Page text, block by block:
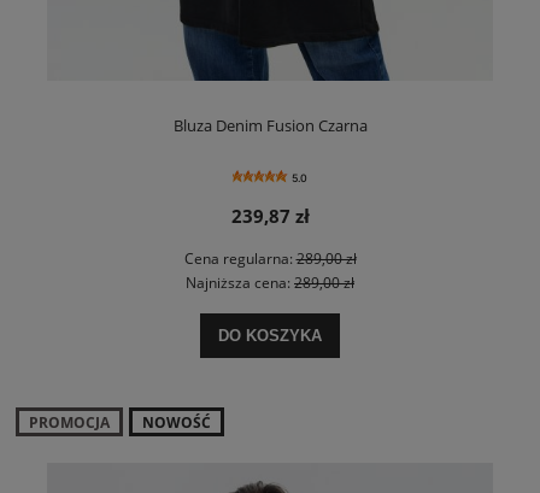
Bluza Denim Fusion Czarna
5.0
239,87 zł
Cena regularna:289,00 zł
Najniższa cena: 289,00 zł
DO KOSZYKA
PROMOCJA NOWOŚĆ